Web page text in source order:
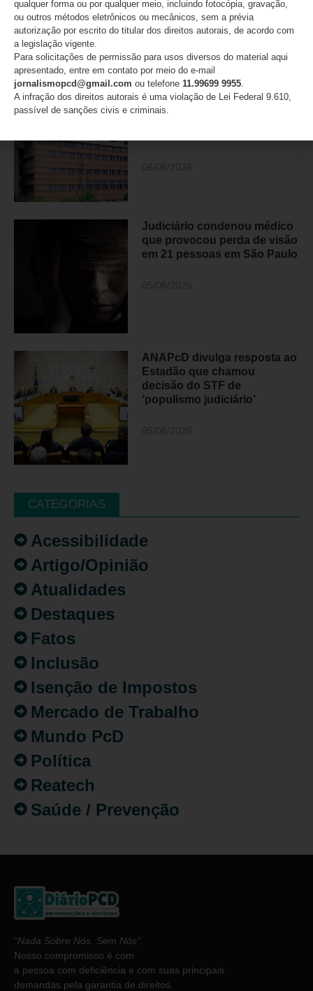
DESTAQUES
ANAPcD afirma que não teve
direito de resposta publicado
Judiciário condenou médico
que provocou perda de visão
em 21 pessoas em São Paulo
ANAPcD divulga resposta ao
Estadão que chamou
decisão do STF de
‘populismo judiciário’
CATEGORIAS
Acessibilidade
Artigo/Opinião
Atualidades
Destaques
Fatos
Inclusão
Isenção de Impostos
Mercado de Trabalho
Mundo PcD
Política
Reatech
Saúde / Prevenção
“Nada Sobre Nós. Sem Nós”
Nosso compromisso é com
a pessoa com deficiência e com suas principais
demandas pela garantia de direitos.
qualquer forma ou por qualquer meio, incluindo fotocópia, gravação,
ou outros métodos eletrônicos ou mecânicos, sem a prévia
autorização por escrito do titular dos direitos autorais, de acordo com
a legislação vigente.
Para solicitações de permissão para usos diversos do material aqui
apresentado, entre em contato por meio do e-mail
jornalismopcd@gmail.com ou telefone 11.99699 9955
A infração dos direitos autorais é uma violação de Lei Federal 9.610,
passível de sanções civis e criminais.